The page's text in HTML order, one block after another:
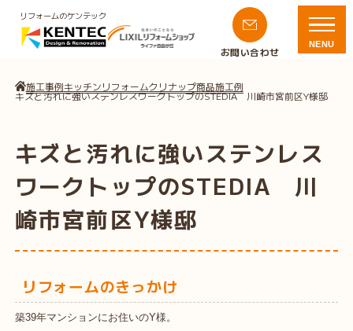
リフォームのケンテック
お問い合わせ
NENU
施工事例キッチンリフォームクリナップ商品施工例
キズと汚れに強いステンレスワークトップのSTEDIA 川崎市宮前区Y様邸
キズと汚れに強いステンレス
ワークトップのSTEDIA 川
崎市宮前区Y様邸
リフォームのきっかけ
築39年マンションにお住いのY様。